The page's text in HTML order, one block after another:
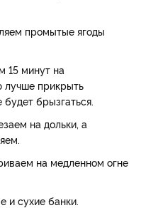
промытые ягоды
15 минут на
лучше прикрыть
брызгаться.
на дольки, а
на медленном огне
и сухие банки.